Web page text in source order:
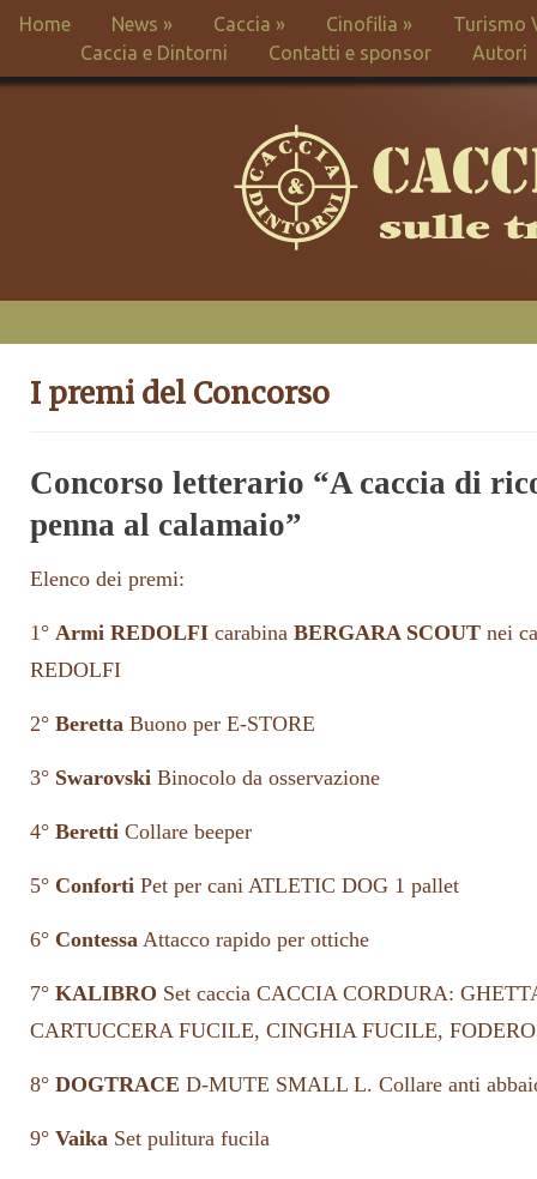
Home News » Caccia » Cinofilia »
Turismo
Caccia e Dintorni
Contatti e sponsor Autori
I premi del Concorso
Concorso letterario “A caccia di
penna al calamaio”
Elenco dei premi:
1° Armi REDOLFI carabina BERGARA SCOUT nei
REDOLFI
2° Beretta Buono per E-STORE
3° Swarovski Binocolo da osservazione
4° Beretti Collare beeper
5° Conforti Pet per cani ATLETIC DOG 1 pallet
6° Contessa Attacco rapido per ottiche
7° KALIBRO Set caccia CACCIA CORDURA:
CARTUCCERA FUCILE, CINGHIA FUCILE,
8° DOGTRACE D-MUTE SMALL L. Collare anti
9° Vaika Set pulitura fucila